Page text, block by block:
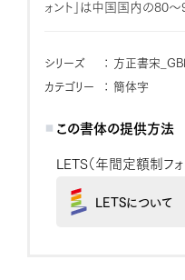
ォント」は中国国内の80
シリーズ
： 方正書宋
カテゴリー
： 簡体字
この書体の提供方法
LETS（年間定額制フォ
LETSについて